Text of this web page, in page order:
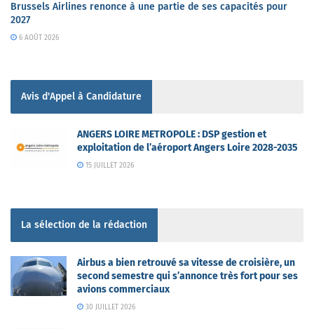
Brussels Airlines renonce à une partie de ses capacités pour
2027
6 AOÛT 2026
Avis d'Appel à Candidature
ANGERS LOIRE METROPOLE : DSP gestion et
exploitation de l’aéroport Angers Loire 2028-2035
15 JUILLET 2026
La sélection de la rédaction
Airbus a bien retrouvé sa vitesse de croisière, un
second semestre qui s’annonce très fort pour ses
avions commerciaux
30 JUILLET 2026